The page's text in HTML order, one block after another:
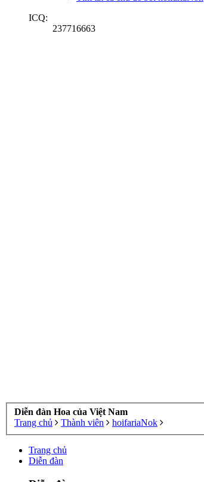
ICQ:
237716663
Diễn đàn Hoa của Việt Nam
Trang chủ
Thành viên hoifariaNok
Trang chủ
Diễn đàn